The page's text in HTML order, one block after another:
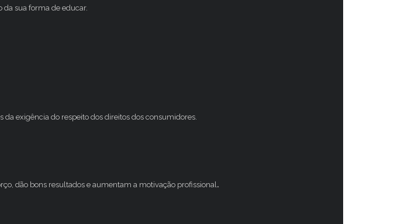
da sua forma de educar.
exigência do respeito dos direitos dos consumidores.
dão bons resultados e aumentam a motivação profissional.